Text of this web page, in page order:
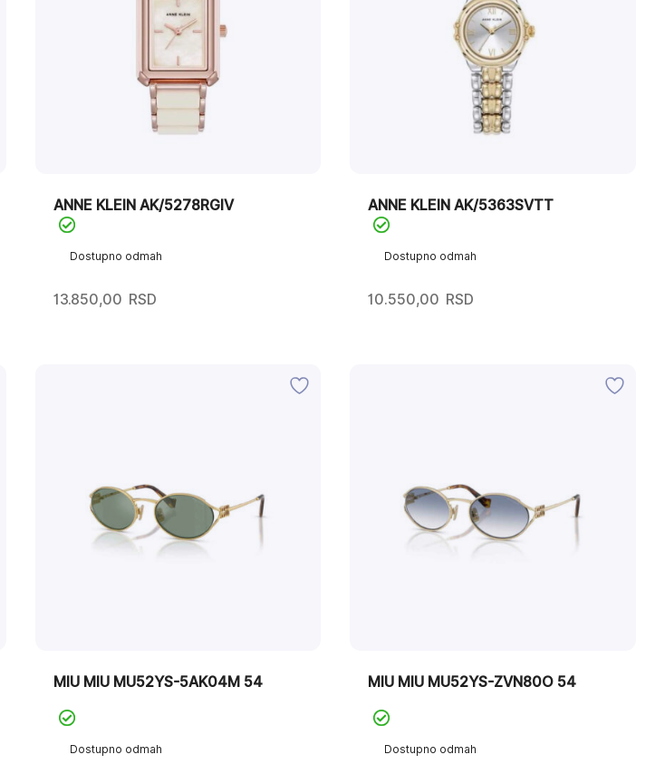
Dostupno odmah
ANNE KLEIN AK/5278RGIV
13.850,00 RSD
Dostupno odmah
ANNE KLEIN AK/5363SVTT
10.550,00 RSD
Dostupno odmah
MIU MIU MU52YS-5AK04M 54
Dostupno odmah
MIU MIU MU52YS-ZVN80O 54